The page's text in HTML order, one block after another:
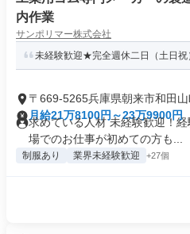
内作業
サンポリマー株式会社
未経験歓迎★完全週休二日（土日
〒669-5265兵庫県朝来市和田
月給21万8100円～23万9900円
求めている人材 未経験歓迎！
場でのお仕事が初めての方も...
制服あり 業界未経験歓迎 +27個